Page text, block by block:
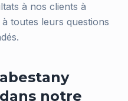
à nos clients à
toutes leurs questions
notre